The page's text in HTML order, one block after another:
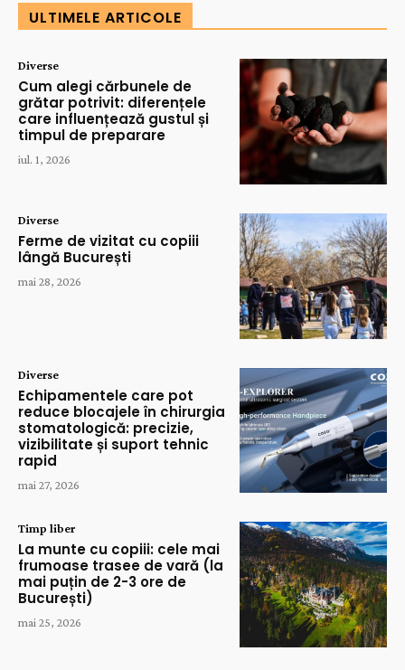
ULTIMELE ARTICOLE
Diverse
Cum alegi cărbunele de
grătar potrivit: diferențele
care influențează gustul și
timpul de preparare
iul. 1, 2026
Diverse
Ferme de vizitat cu copiii
lângă București
mai 28, 2026
Diverse
Echipamentele care pot
reduce blocajele în chirurgia
stomatologică: precizie,
vizibilitate și suport tehnic
rapid
mai 27, 2026
Timp liber
La munte cu copiii: cele mai
frumoase trasee de vară (la
mai puțin de 2-3 ore de
București)
mai 25, 2026